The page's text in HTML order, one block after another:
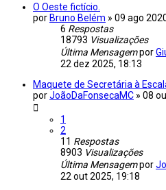
O Oeste fictício.
por Bruno Belém » 09 ago
6 Respostas
18793 Visualizações
Última Mensagempor
22 dez 2025, 18:13
Maquete de Secretária à
porJoãoDaFonsecaMC » 08
1
2
11 Respostas
8903 Visualizações
Última Mensagempor
22 out 2025, 19:18